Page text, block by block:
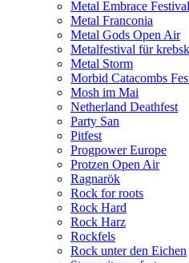
Metal Embrace Festival
Metal Franconia
Metal Gods Open Air
Metalfestival für
Metal Storm
Morbid Catacombs
Mosh im Mai
Netherland Deathfest
Party San
Pitfest
Progpower Europe
Protzen Open Air
Ragnarök
Rock for roots
Rock Hard
Rock Harz
Rockfels
Rock unter den Eichen